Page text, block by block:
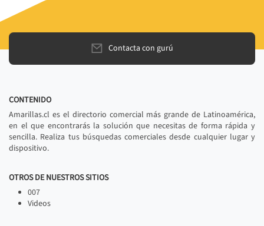
Contacta con gurú
CONTENIDO
Amarillas.cl es el directorio comercial más grande de Latinoamérica,
en el que encontrarás la solución que necesitas de forma rápida y
sencilla. Realiza tus búsquedas comerciales desde cualquier lugar y
dispositivo.
OTROS DE NUESTROS SITIOS
007
Videos